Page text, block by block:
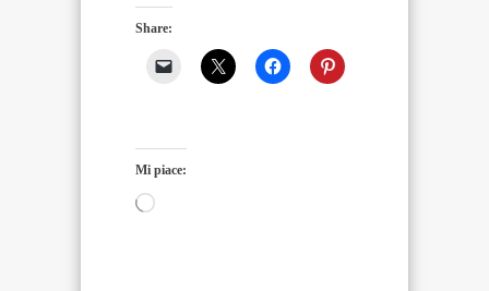
Share:
Mi piace:
Caricamento